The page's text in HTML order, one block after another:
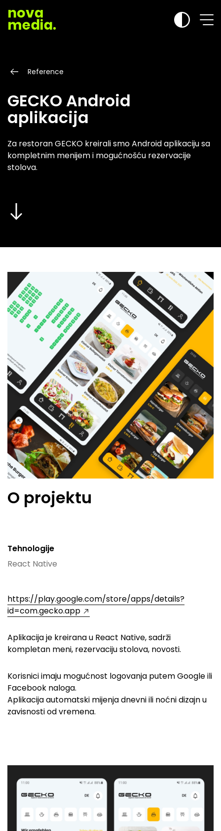
Reference
GECKO Android
aplikacija
Za restoran GECKO kreirali smo Android aplikaciju sa
kompletnim menijem i mogućnošću rezervacije
stolova.
O projektu
Tehnologije
React Native
https://play.google.com/store/apps/details?
id=com.gecko.app
Aplikacija je kreirana u React Native, sadrži
kompletan meni, rezervaciju stolova, novosti.
Korisnici imaju mogućnost logovanja putem Google ili
Facebook naloga.
Aplikacija automatski mijenja dnevni ili noćni dizajn u
zavisnosti od vremena.